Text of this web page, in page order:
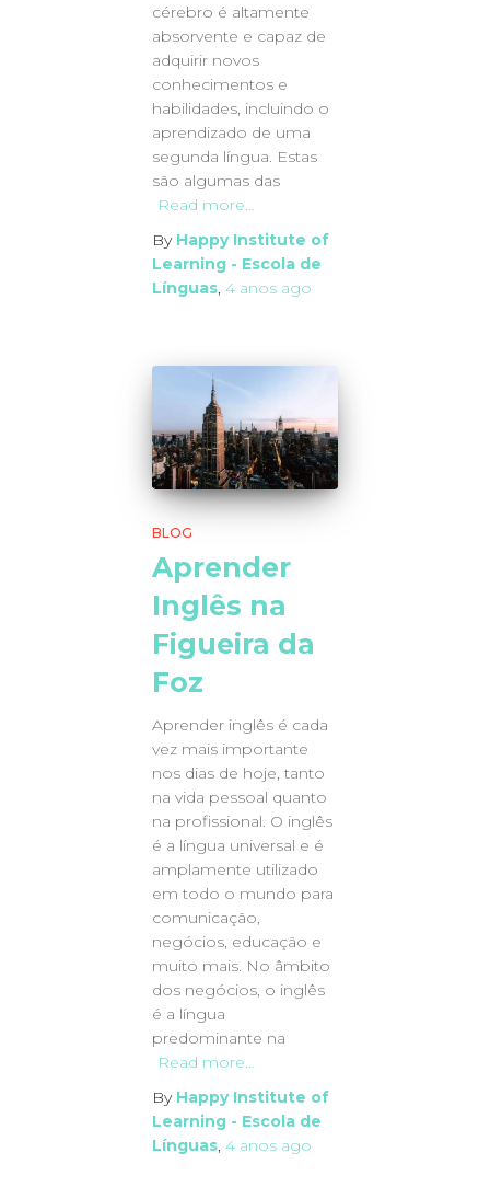
cérebro é altamente
absorvente e capaz de
adquirir novos
conhecimentos e
habilidades, incluindo o
aprendizado de uma
segunda língua. Estas
são algumas das
Read more…
By Happy Institute of
Learning - Escola de
Línguas, 4 anos ago
BLOG
Aprender
Inglês na
Figueira da
Foz
Aprender inglês é cada
vez mais importante
nos dias de hoje, tanto
na vida pessoal quanto
na profissional. O inglês
é a língua universal e é
amplamente utilizado
em todo o mundo para
comunicação,
negócios, educação e
muito mais. No âmbito
dos negócios, o inglês
é a língua
predominante na
Read more…
By Happy Institute of
Learning - Escola de
Línguas, 4 anos ago